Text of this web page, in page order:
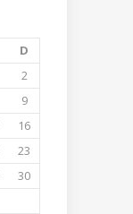
D
2
9
16
23
30